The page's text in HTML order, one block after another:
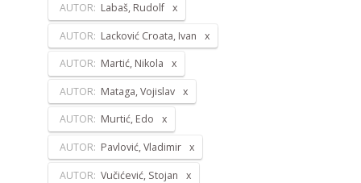
AUTOR: Labaš, Rudolf
AUTOR: Lacković Croata, Ivan
AUTOR: Martić, Nikola
AUTOR: Mataga, Vojislav
AUTOR: Murtić, Edo
AUTOR: Pavlović, Vladimir
AUTOR: Vučićević, Stojan